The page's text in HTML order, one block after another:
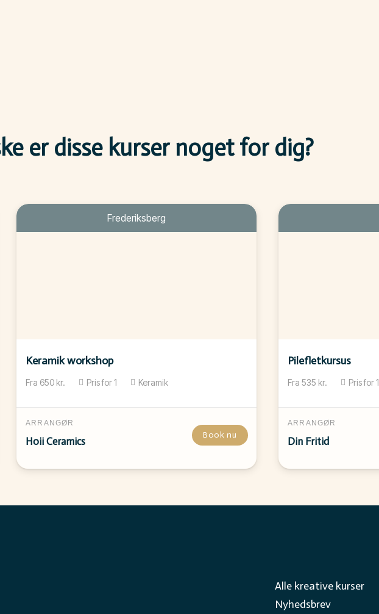
er disse kurser noget for dig?
Frederiksberg
Keramik workshop
Fra 650 kr. Pris for1 Keramik
ARRANGØR
Hoii Ceramics
Book nu
Pilefletkursus
Fra 535 kr. Pris for1
ARRANGØR
Din Fritid
Alle kreative kurser
Nyhedsbrev